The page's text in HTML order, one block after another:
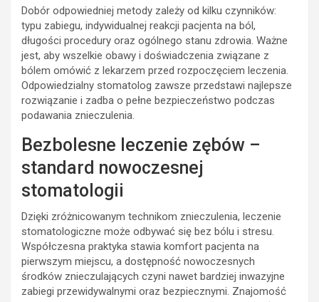
Dobór odpowiedniej metody zależy od kilku czynników:
typu zabiegu, indywidualnej reakcji pacjenta na ból,
długości procedury oraz ogólnego stanu zdrowia. Ważne
jest, aby wszelkie obawy i doświadczenia związane z
bólem omówić z lekarzem przed rozpoczęciem leczenia.
Odpowiedzialny stomatolog zawsze przedstawi najlepsze
rozwiązanie i zadba o pełne bezpieczeństwo podczas
podawania znieczulenia.
Bezbolesne leczenie zębów –
standard nowoczesnej
stomatologii
Dzięki zróżnicowanym technikom znieczulenia, leczenie
stomatologiczne może odbywać się bez bólu i stresu.
Współczesna praktyka stawia komfort pacjenta na
pierwszym miejscu, a dostępność nowoczesnych
środków znieczulających czyni nawet bardziej inwazyjne
zabiegi przewidywalnymi oraz bezpiecznymi. Znajomość